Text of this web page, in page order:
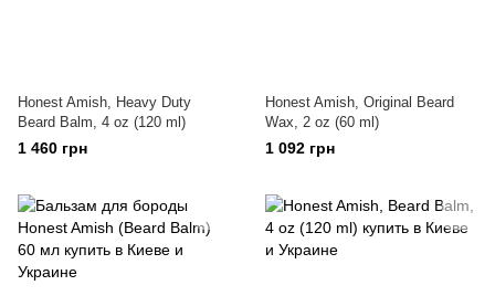
Honest Amish, Heavy Duty
Beard Balm, 4 oz (120 ml)
1 460 грн
Honest Amish, Original Beard
Wax, 2 oz (60 ml)
1 092 грн